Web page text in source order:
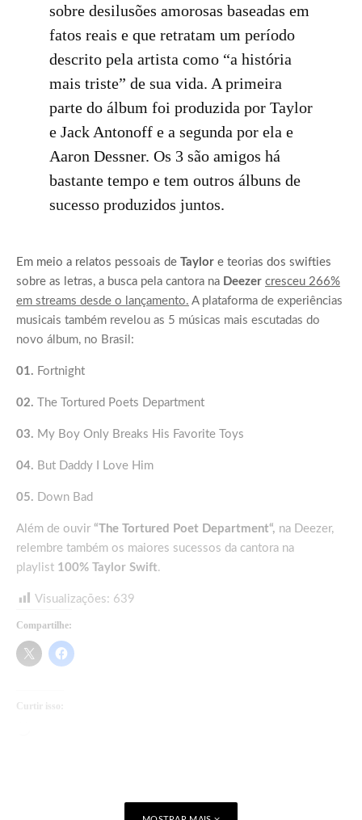
sobre desilusões amorosas baseadas em
fatos reais e que retratam um período
descrito pela artista como “a história
mais triste” de sua vida. A primeira
parte do álbum foi produzida por Taylor
e Jack Antonoff e a segunda por ela e
Aaron Dessner. Os 3 são amigos há
bastante tempo e tem outros álbuns de
sucesso produzidos juntos.
Em meio a relatos pessoais de Taylor e teorias dos swifties
sobre as letras, a busca pela cantora na Deezer cresceu 266%
em streams desde o lançamento. A plataforma de experiências
musicais também revelou as 5 músicas mais escutadas do
novo álbum, no Brasil:
01. Fortnight
02. The Tortured Poets Department
03. My Boy Only Breaks His Favorite Toys
04. But Daddy I Love Him
05. Down Bad
Além de ouvir “The Tortured Poet Department“, na Deezer,
relembre também os maiores sucessos da cantora na
playlist 100% Taylor Swift.
Visualizações: 639
Compartilhe:
Curtir isso: